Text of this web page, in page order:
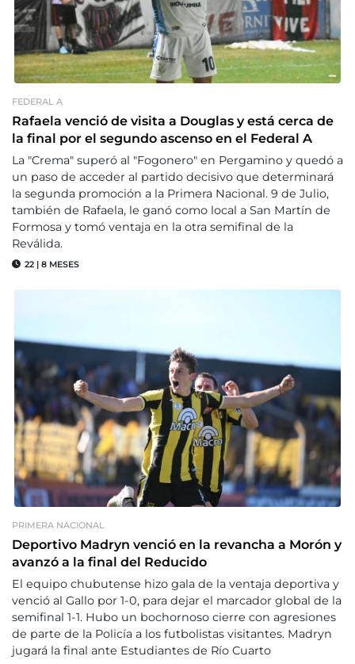
FEDERAL A
Rafaela venció de visita a Douglas y está cerca de
la final por el segundo ascenso en el Federal A
La "Crema" superó al "Fogonero" en Pergamino y quedó a
un paso de acceder al partido decisivo que determinará
la segunda promoción a la Primera Nacional. 9 de Julio,
también de Rafaela, le ganó como local a San Martín de
Formosa y tomó ventaja en la otra semifinal de la
Reválida.
22 | 8 MESES
PRIMERA NACIONAL
Deportivo Madryn venció en la revancha a Morón y
avanzó a la final del Reducido
El equipo chubutense hizo gala de la ventaja deportiva y
venció al Gallo por 1-0, para dejar el marcador global de la
semifinal 1-1. Hubo un bochornoso cierre con agresiones
de parte de la Policía a los futbolistas visitantes. Madryn
jugará la final ante Estudiantes de Río Cuarto